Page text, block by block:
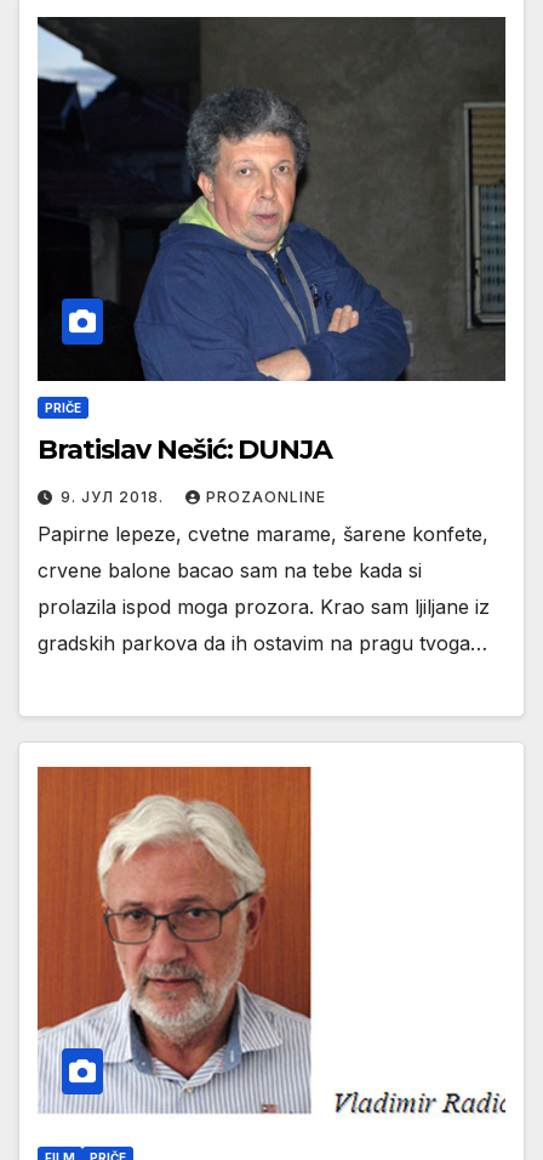
PRIČE
Bratislav Nešić: DUNJA
9. ЈУЛ 2018. PROZAONLINE
Papirne lepeze, cvetne marame, šarene konfete,
crvene balone bacao sam na tebe kada si
prolazila ispod moga prozora. Krao sam ljiljane iz
gradskih parkova da ih ostavim na pragu tvoga…